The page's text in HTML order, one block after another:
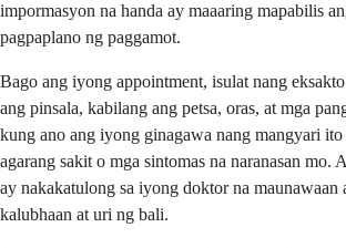
impormasyon na handa ay maaaring mapabilis
pagpaplano ng paggamot.
Bago ang iyong appointment, isulat nang
ang pinsala, kabilang ang petsa, oras, at mga
kung ano ang iyong ginagawa nang mangyari
agarang sakit o mga sintomas na naranasan mo.
ay nakakatulong sa iyong doktor na maunawaan
kalubhaan at uri ng bali.